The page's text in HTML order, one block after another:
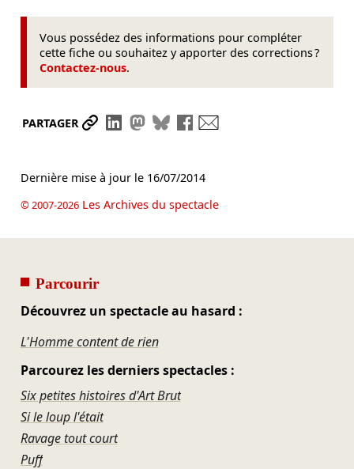
Vous possédez des informations pour compléter
cette fiche ou souhaitez y apporter des corrections ?
Contactez-nous.
PARTAGER Partager le lien
Partager sur LinkedIn
Partager sur Mastodon
Partager sur Bluesky
Partager sur Facebook
Dernière mise à jour le 16/07/2014
© 2007-2026Les Archives du spectacle
Parcourir
Découvrez un spectacle au hasard :
L'Homme content de rien
Parcourez les derniers spectacles :
Six petites histoires d'Art Brut
Si le loup l'était
Ravage tout court
Puff